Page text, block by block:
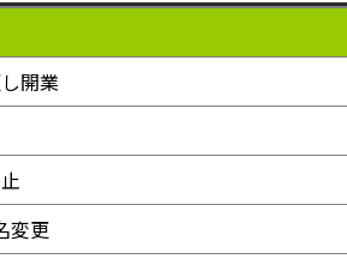
開業
変更